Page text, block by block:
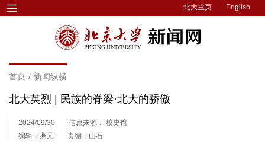
北大主页 English
首页 / 新闻纵横
北大英烈 | 民族的脊梁·北大的骄傲
2024/09/30
信息来源： 校史馆
编辑：燕元
责编：山石